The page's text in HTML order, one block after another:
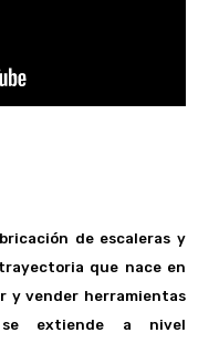
de escaleras y
que nace en
y vender herramientas
extiende a nivel